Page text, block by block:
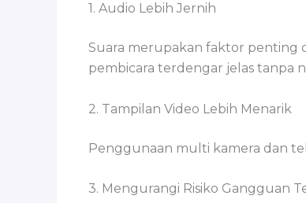
1. Audio Lebih Jernih
Suara merupakan faktor penting
pembicara terdengar jelas tanpa
2. Tampilan Video Lebih Menarik
Penggunaan multi kamera dan
3. Mengurangi Risiko Gangguan